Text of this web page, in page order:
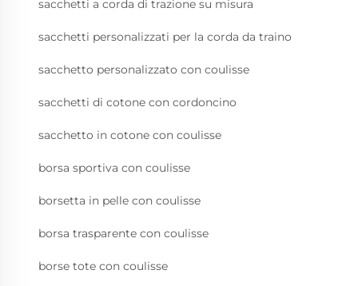
sacchetti a corda di trazione su misura
sacchetti personalizzati per la corda da traino
sacchetto personalizzato con coulisse
sacchetti di cotone con cordoncino
sacchetto in cotone con coulisse
borsa sportiva con coulisse
borsetta in pelle con coulisse
borsa trasparente con coulisse
borse tote con coulisse